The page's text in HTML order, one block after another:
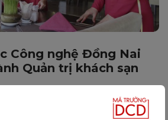
Công nghệ Đồng Nai
Quản trị khách sạn